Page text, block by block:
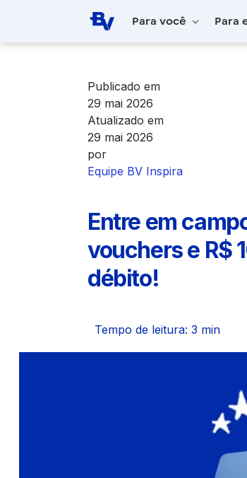
Pular para o Conteúdo principal
Para você Para
Publicado em
29 mai 2026
Atualizado em
29 mai 2026
por
Equipe BV Inspira
Entre em
vouchers e R$
débito!
Tempo de leitura: 3 min